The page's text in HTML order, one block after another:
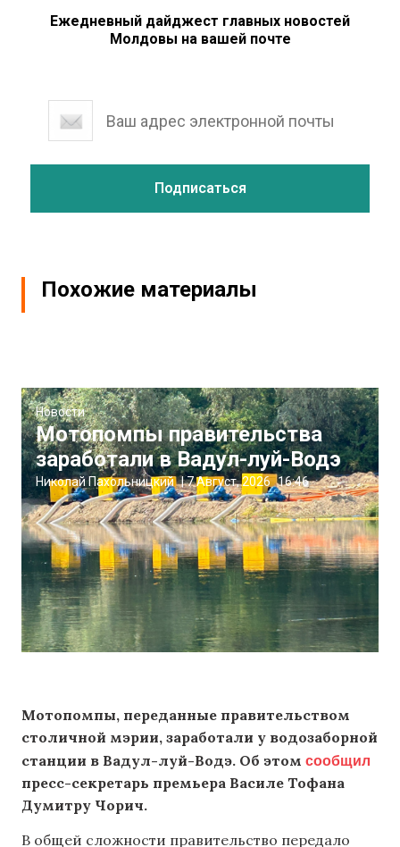
Ежедневный дайджест главных новостей
Молдовы на вашей почте
Похожие материалы
Новости
Мотопомпы правительства
заработали в Вадул-луй-Водэ
Николай Пахольницкий |7 Август, 2026 16:46
Мотопомпы, переданные правительством
столичной мэрии, заработали у водозаборной
станции в Вадул-луй-Водэ. Об этом сообщил
пресс-секретарь премьера Василе Тофана
Думитру Чорич.
В общей сложности правительство передало